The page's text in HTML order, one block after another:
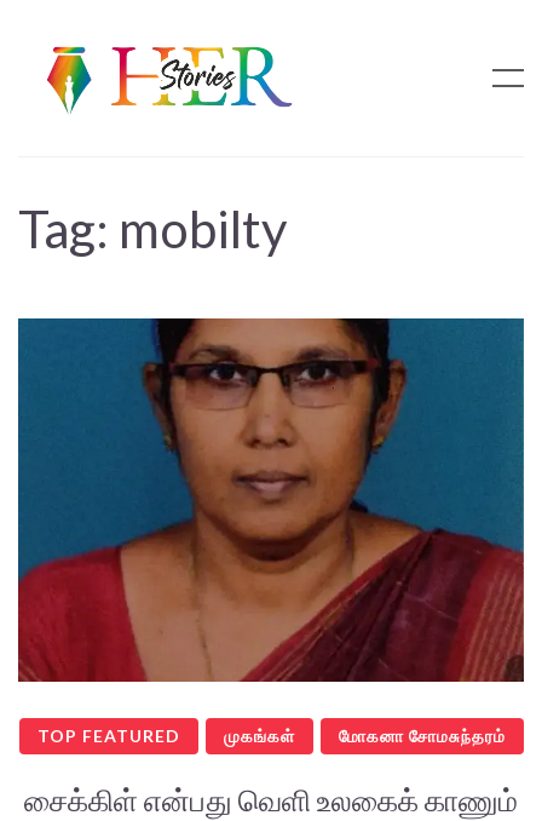
Tag: mobilty
TOP FEATURED முகங்கள் மோகனா சோமசுந்தரம்
சைக்கிள் என்பது வெளி உலகைக் காணும்